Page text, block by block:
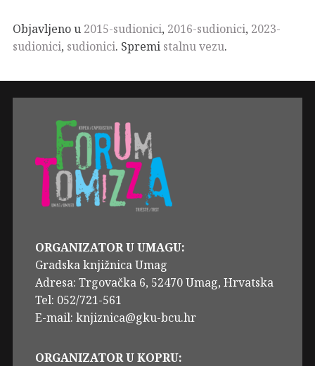
Objavljeno u 2015-sudionici, 2016-sudionici, 2023-
sudionici, sudionici. Spremi stalnu vezu.
ORGANIZATOR U UMAGU:
Gradska knjižnica Umag
Adresa: Trgovačka 6, 52470 Umag, Hrvatska
Tel: 052/721-561
E-mail: knjiznica@gku-bcu.hr
ORGANIZATOR U KOPRU: